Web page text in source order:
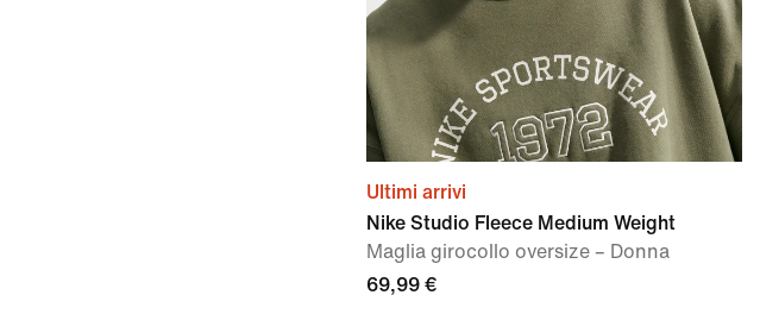
Ultimi arrivi
Nike Studio Fleece Medium Weight
Maglia girocollo oversize – Donna
69,99 €